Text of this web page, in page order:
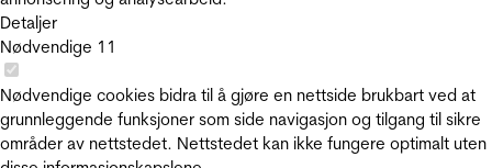
Detaljer
Nødvendige 11
Nødvendige cookies bidra til å gjøre en nettside brukbart ved at
grunnleggende funksjoner som side navigasjon og tilgang til sikre
områder av nettstedet. Nettstedet kan ikke fungere optimalt uten